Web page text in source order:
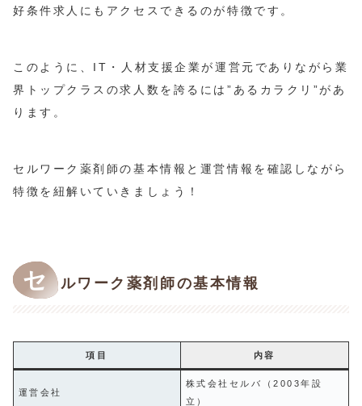
好条件求人にもアクセスできるのが特徴です。
このように、IT・人材支援企業が運営元でありながら業
界トップクラスの求人数を誇るには”あるカラクリ”があ
ります。
セルワーク薬剤師の基本情報と運営情報を確認しながら
特徴を紐解いていきましょう！
セ ルワーク薬剤師の基本情報
項目 内容
運営会社
株式会社セルバ（2003年設
立）